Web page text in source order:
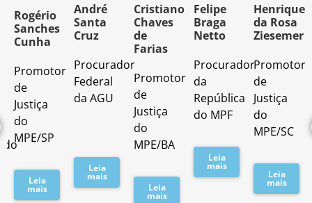
Rogério
Sanches
Cunha
Promotor
de
Justiça
do
MPE/SP
Leia
mais
André
Santa
Cruz
Procurador
Federal
da AGU
Leia
mais
Cristiano
Chaves
de
Farias
Promotor
de
Justiça
do
MPE/BA
Leia
mais
Felipe
Braga
Netto
Procurador
da
República
do MPF
Leia
mais
Henrique
da Rosa
Ziesemer
Promotor
de
Justiça
do
MPE/SC
Leia
mais